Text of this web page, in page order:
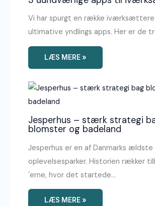
Vi har spurgt en række iværksættere
ultimative yndlings apps. Her er de
LÆS MERE »
Jesperhus – stærk strategi
blomster og badeland
Jesperhus er en af Danmarks ældste
oplevelsesparker. Historien rækker
´erne, hvor det startede…
LÆS MERE »